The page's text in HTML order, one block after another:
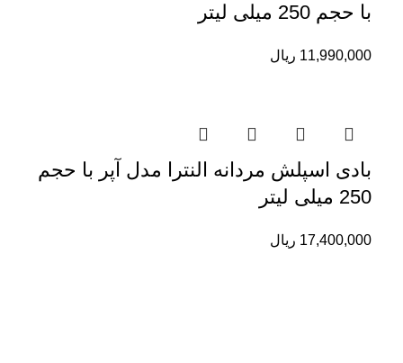
با حجم 250 میلی لیتر
11,990,000 ریال
بادی اسپلش مردانه النترا مدل آپر با حجم
250 میلی لیتر
17,400,000 ریال